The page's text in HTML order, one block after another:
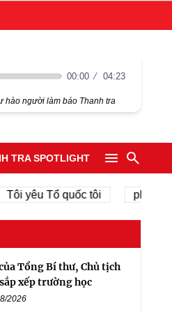
00:00 04:23
hào người làm báo Thanh tra
TRA SPOTLIGHT
Tôi yêu Tổ quốc tôi phát
Tổng Bí thư, Chủ tịch
xếp trường học
2026